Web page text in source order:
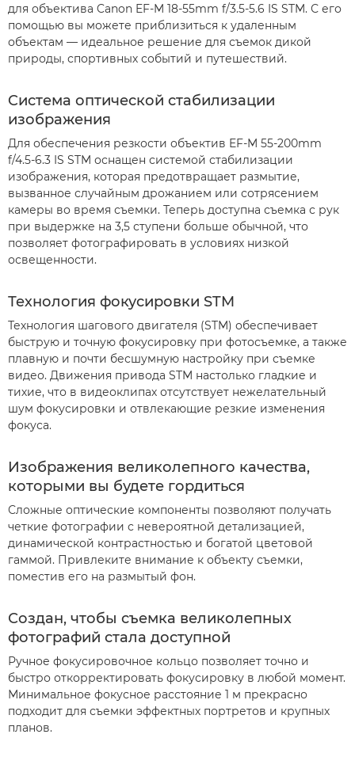
для объектива Canon EF-M 18-55mm f/3.5-5.6 IS STM. С его
помощью вы можете приблизиться к удаленным
объектам — идеальное решение для съемок дикой
природы, спортивных событий и путешествий.
Cистема оптической стабилизации
изображения
Для обеспечения резкости объектив EF-M 55-200mm
f/4.5-6.3 IS STM оснащен системой стабилизации
изображения, которая предотвращает размытие,
вызванное случайным дрожанием или сотрясением
камеры во время съемки. Теперь доступна съемка с рук
при выдержке на 3,5 ступени больше обычной, что
позволяет фотографировать в условиях низкой
освещенности.
Технология фокусировки STM
Технология шагового двигателя (STM) обеспечивает
быструю и точную фокусировку при фотосъемке, а также
плавную и почти бесшумную настройку при съемке
видео. Движения привода STM настолько гладкие и
тихие, что в видеоклипах отсутствует нежелательный
шум фокусировки и отвлекающие резкие изменения
фокуса.
Изображения великолепного качества,
которыми вы будете гордиться
Сложные оптические компоненты позволяют получать
четкие фотографии с невероятной детализацией,
динамической контрастностью и богатой цветовой
гаммой. Привлеките внимание к объекту съемки,
поместив его на размытый фон.
Создан, чтобы съемка великолепных
фотографий стала доступной
Ручное фокусировочное кольцо позволяет точно и
быстро откорректировать фокусировку в любой момент.
Минимальное фокусное расстояние 1 м прекрасно
подходит для съемки эффектных портретов и крупных
планов.